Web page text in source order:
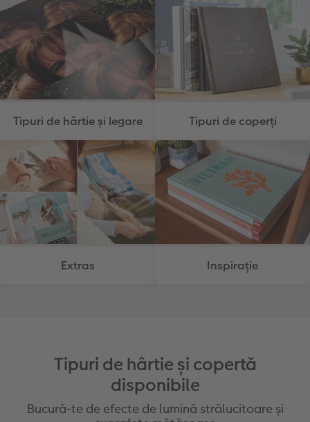
Tipuri de hârtie și legare Tipuri de coperți
Extras Inspirație
Tipuri de hârtie și copertă
disponibile
Bucură-te de efecte de lumină strălucitoare și